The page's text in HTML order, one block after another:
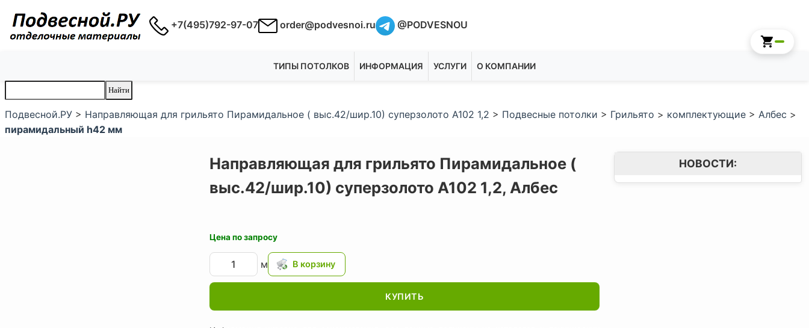
+7(495)792-97-07 order@podvesnoi.ru @PODVESNOU
ТИПЫ ПОТОЛКОВ ИНФОРМАЦИЯ УСЛУГИ О КОМПАНИИ
Подвесной.РУ > Направляющая для грильято Пирамидальное ( выс.42/шир.10) суперзолото А102 1,2 > Подвесные потолки > Грильято > комплектующие > Албес >
пирамидальный h42 мм
Направляющая для грильято Пирамидальное (
выс.42/шир.10) суперзолото А102 1,2, Албес
Цена по запросу
м
КУПИТЬ
НОВОСТИ: